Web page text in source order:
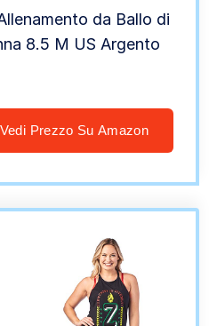
da Ballo di
8.5 M US Argento
Vedi Prezzo Su Amazon